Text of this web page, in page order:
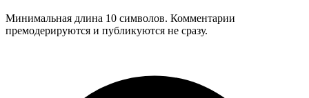
Минимальная длина 10 символов. Комментарии
премодерируются и публикуются не сразу.